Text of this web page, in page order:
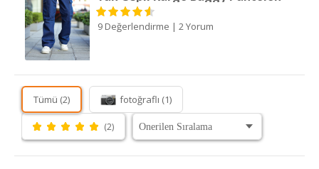
9 Değerlendirme | 2 Yorum
Tümü (2) fotoğraflı (1)
(2)